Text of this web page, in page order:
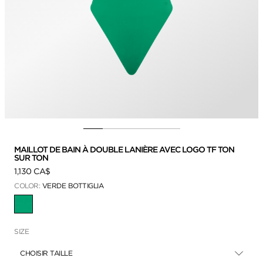
MAILLOT DE BAIN À DOUBLE LANIÈRE AVEC LOGO TF TON
SUR TON
1,130 CA$
COLOR: VERDE BOTTIGLIA
SIZE
CHOISIR TAILLE